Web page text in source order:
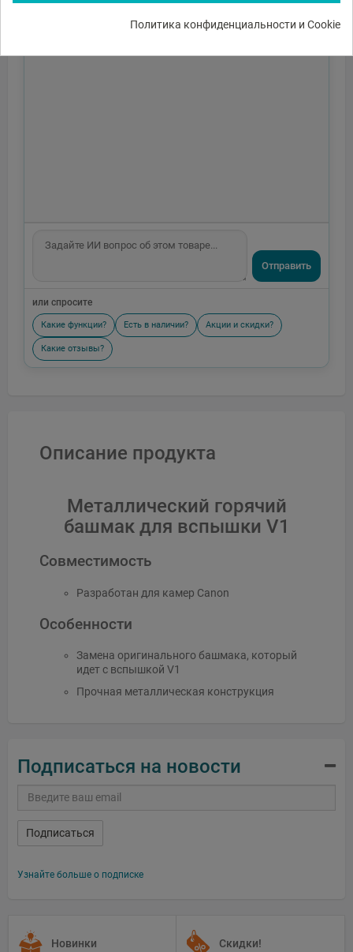
Политика конфиденциальности и Cookie
Отправить
или спросите
Какие функции? Есть в наличии? Акции и скидки?
Какие отзывы?
Описание продукта
Металлический горячий
башмак для вспышки V1
Совместимость
Разработан для камер Canon
Особенности
Замена оригинального башмака, который
идет с вспышкой V1
Прочная металлическая конструкция
Подписаться на новости
Подписаться
Узнайте больше о подписке
Новинки Скидки!